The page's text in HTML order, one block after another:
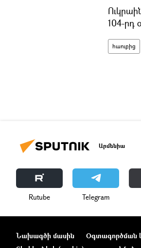
104-րդ
հաուբից
Արմենիա
Rutube Telegram
Նախագծի մասին Օգտագործման